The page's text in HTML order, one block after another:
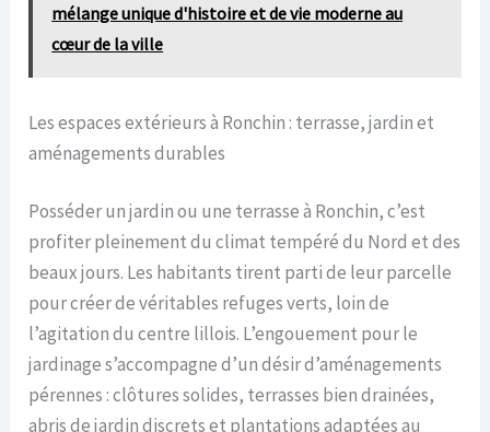
mélange unique d'histoire et de vie moderne au
cœur de la ville
Les espaces extérieurs à Ronchin : terrasse, jardin et
aménagements durables
Posséder un jardin ou une terrasse à Ronchin, c’est
profiter pleinement du climat tempéré du Nord et des
beaux jours. Les habitants tirent parti de leur parcelle
pour créer de véritables refuges verts, loin de
l’agitation du centre lillois. L’engouement pour le
jardinage s’accompagne d’un désir d’aménagements
pérennes : clôtures solides, terrasses bien drainées,
abris de jardin discrets et plantations adaptées au